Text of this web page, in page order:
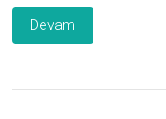
Devam